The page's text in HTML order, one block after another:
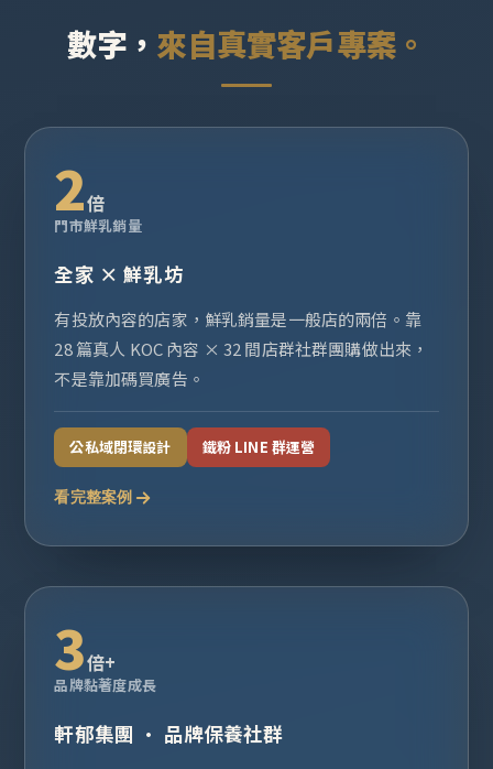
數字， 來自真實客戶專案。
2倍
門市鮮乳銷量
全家 × 鮮乳坊
有投放內容的店家，鮮乳銷量是一般店的兩倍。靠
28 篇真人 KOC 內容 × 32 間店群社群團購做出來，
不是靠加碼買廣告。
公私域閉環設計 鐵粉 LINE 群運營
看完整案例
3倍+
品牌黏著度成長
軒郁集團 · 品牌保養社群